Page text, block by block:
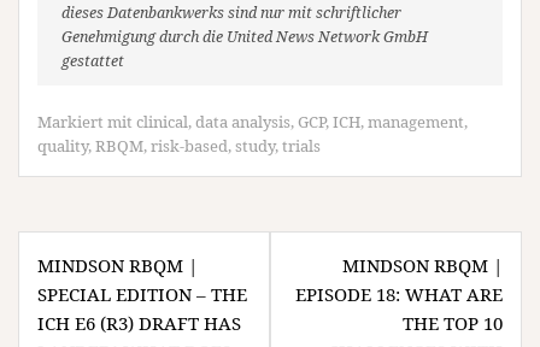
dieses Datenbankwerks sind nur mit schriftlicher
Genehmigung durch die United News Network GmbH
gestattet
Markiert mit clinical,data analysis,GCP,ICH,management,
quality,RBQM,risk-based,study,trials
Beitragsnavigation
MINDSON RBQM |
SPECIAL EDITION – THE
ICH E6 (R3) DRAFT HAS
MINDSON RBQM |
EPISODE 18: WHAT ARE
THE TOP 10